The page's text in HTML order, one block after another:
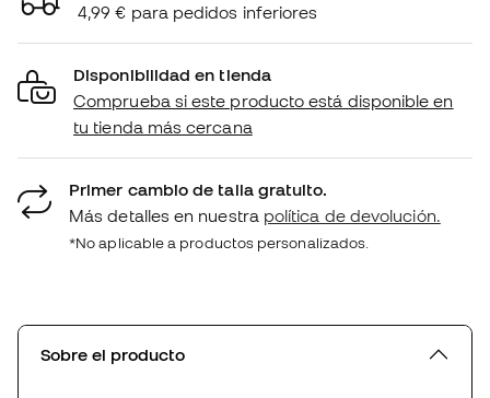
4,99 € para pedidos inferiores
Disponibilidad en tienda
Comprueba si este producto está disponible en
tu tienda más cercana
Primer cambio de talla gratuito.
Más detalles en nuestra política de devolución.
*No aplicable a productos personalizados.
Sobre el producto